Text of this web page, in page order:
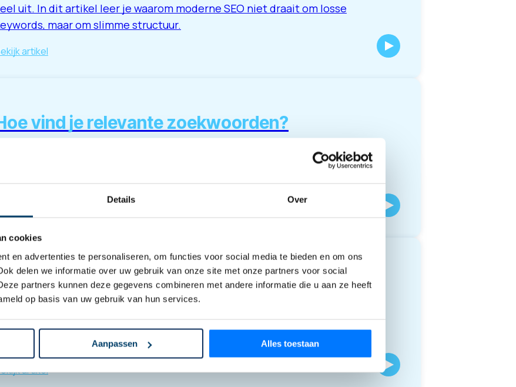
Details Over
cookies
en advertenties te personaliseren, om functies voor social media te bieden en om ons
delen we informatie over uw gebruik van onze site met onze partners voor social
partners kunnen deze gegevens combineren met andere informatie die u aan ze heeft
op basis van uw gebruik van hun services.
Aanpassen Alles toestaan
uit. In dit artikel leer je waarom moderne SEO niet draait om losse
maar om slimme structuur.
artikel
vind je relevante zoekwoorden?
Goede zoekwoorden komen niet uit één tool. Ze komen uit zoekgedrag,
klantvragen, concurrenten en data. In dit artikel ontdek je waar je
zoekwoordideeën vindt.
tail en long-tail zoekwoorden
populair. Long-tail zoekwoorden zijn specifieker en vaak kansrijker. In
dit artikel leer je hoe je ze slim inzet.
artikel